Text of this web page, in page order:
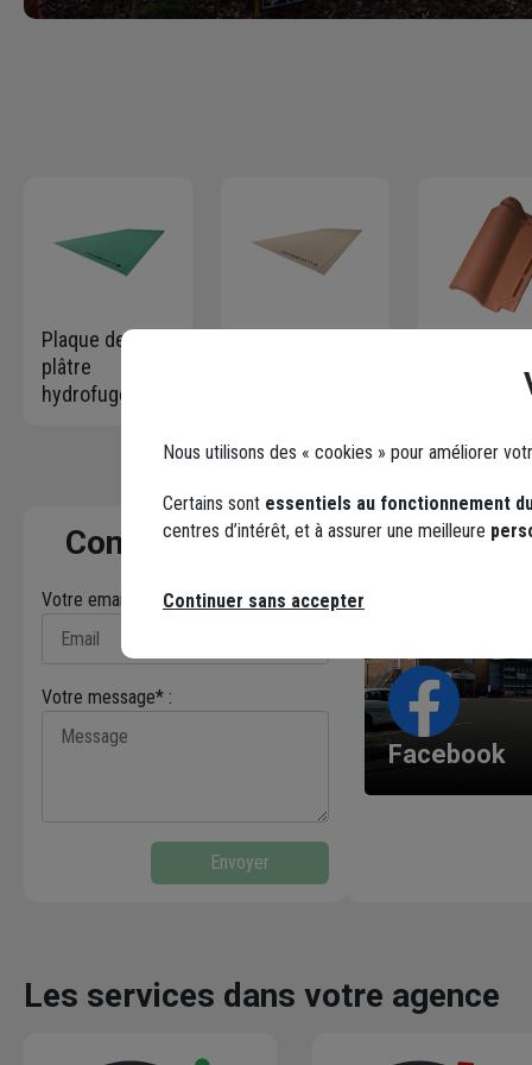
Plaque de
plâtre
hydrofuge pour
Prégydro BA13
MM
BA13 - 2,50 M x
12,5 MM
cuite -
Sans -
grand
galbée -
Contactez-nous
Votre email* :
Votre message* :
Envoyer
Facebook
Les services dans votre agence
Nous utilisons des « cookies » pour améliorer
Certains sont essentiels au fonctionnement
centres d’intérêt, et à assurer une meilleure
Continuer sans accepter